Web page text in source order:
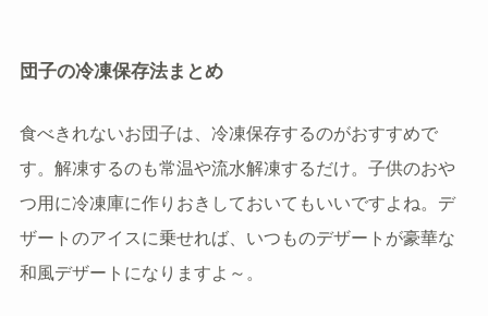
団子の冷凍保存法まとめ
食べきれないお団子は、冷凍保存するのがおすすめで
す。解凍するのも常温や流水解凍するだけ。子供のおや
つ用に冷凍庫に作りおきしておいてもいいですよね。デ
ザートのアイスに乗せれば、いつものデザートが豪華な
和風デザートになりますよ～。